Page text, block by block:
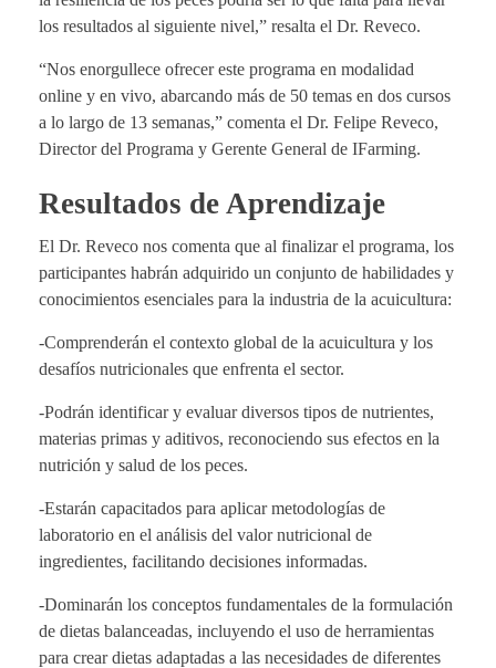
los resultados al siguiente nivel,” resalta el Dr. Reveco.
“Nos enorgullece ofrecer este programa en modalidad
online y en vivo, abarcando más de 50 temas en dos cursos
a lo largo de 13 semanas,” comenta el Dr. Felipe Reveco,
Director del Programa y Gerente General de IFarming.
Resultados de Aprendizaje
El Dr. Reveco nos comenta que al finalizar el programa, los
participantes habrán adquirido un conjunto de habilidades y
conocimientos esenciales para la industria de la acuicultura:
-Comprenderán el contexto global de la acuicultura y los
desafíos nutricionales que enfrenta el sector.
-Podrán identificar y evaluar diversos tipos de nutrientes,
materias primas y aditivos, reconociendo sus efectos en la
nutrición y salud de los peces.
-Estarán capacitados para aplicar metodologías de
laboratorio en el análisis del valor nutricional de
ingredientes, facilitando decisiones informadas.
-Dominarán los conceptos fundamentales de la formulación
de dietas balanceadas, incluyendo el uso de herramientas
para crear dietas adaptadas a las necesidades de diferentes